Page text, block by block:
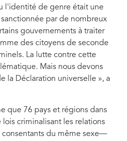
l'identité de genre était une
par de nombreux
gouvernements à traiter
des citoyens de seconde
La lutte contre cette
Mais nous devons
la Déclaration universelle », a
que 76 pays et régions dans
criminalisant les relations
du même sexe––